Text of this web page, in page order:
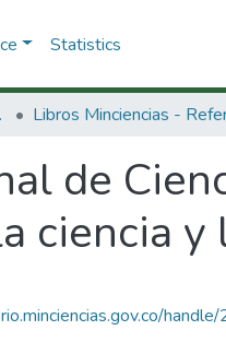
Statistics
de
ciencia y